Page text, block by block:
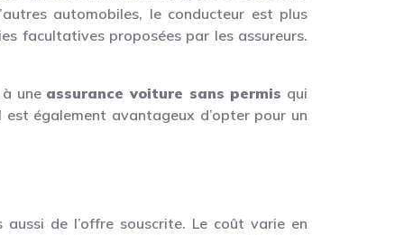
automobiles, le conducteur est plus
facultatives proposées par les assureurs.
une assurance voiture sans permis qui
également avantageux d’opter pour un
de l’offre souscrite. Le coût varie en